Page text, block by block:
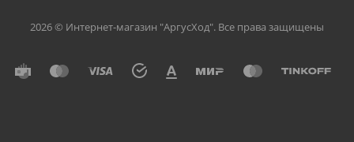
2026 © Интернет-магазин "АргусХод". Все права защищены